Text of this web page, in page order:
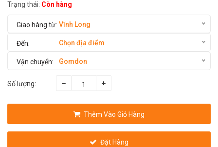
Trạng thái: Còn hàng
Vĩnh Long
Chọn địa điểm
Gomdon
Số lượng:
Thêm Vào Giỏ Hàng
Đặt Hàng